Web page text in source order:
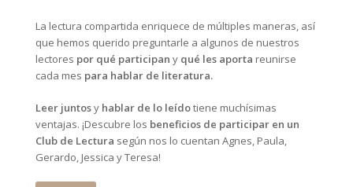
La lectura compartida enriquece de múltiples maneras, así
que hemos querido preguntarle a algunos de nuestros
lectores por qué participan y qué les aporta reunirse
cada mes para hablar de literatura.
Leer juntosy hablar de lo leídotiene muchísimas
ventajas. ¡Descubre los beneficios de participar en un
Club de Lectura según nos lo cuentan Agnes, Paula,
Gerardo, Jessica y Teresa!